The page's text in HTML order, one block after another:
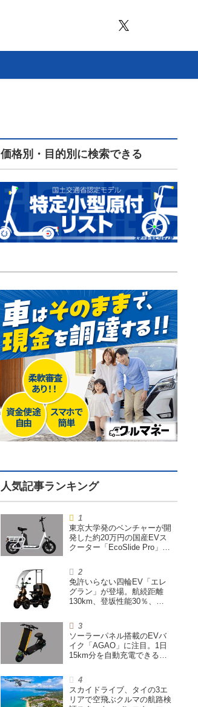
価格別・目的別に検索できる
東京大学発のベンチャーが開
発した約20万円の国産EVス
クーター「EcoSlide Pro」が
免許いらない四輪EV「エレ
グラン」が登場。航続距離
130km、登坂性能30％、
備えた特定小型原付
ソーラーパネル搭載のEVバ
イク「AGAO」に注目。1日
15km分を自動充電できる
スカイドライブ、タイの3エ
リアで空飛ぶクルマの航路検